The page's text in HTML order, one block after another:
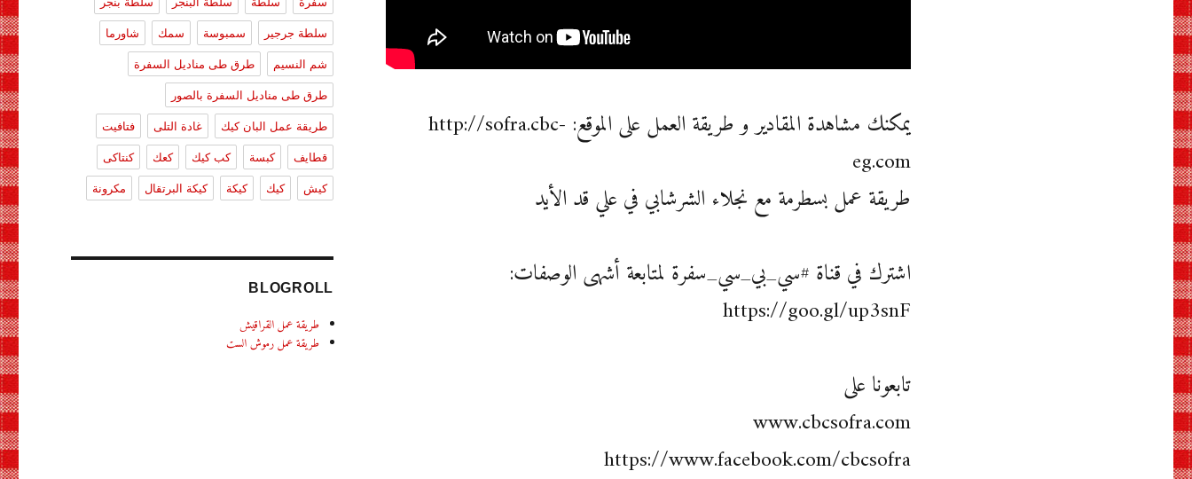
يمكنك مشاهدة المقادير و طريقة العمل على الموقع: http://sofra.cbc-
eg.com
طريقة عمل بسطرمة مع نجلاء الشرشابي في علي قد الأيد
اشترك في قناة #سي_بي_سي_سفرة لمتابعة أشهى الوصفات:
https://goo.gl/up3snF
تابعونا على
www.cbcsofra.com
https://www.facebook.com/cbcsofra
سلطة جرجير سمبوسة سمك شاورما
شم النسيم طرق طى مناديل السفرة
طرق طى مناديل السفرة بالصور
طريقة عمل البان كيك غادة التلى فتافيت
قطايف كبسة كب كيك كعك كنتاكى
كيش كيك كيكة كيكة البرتقال مكرونة
BLOGROLL
طريقة عمل القراقيش
طريقة عمل رموش الست